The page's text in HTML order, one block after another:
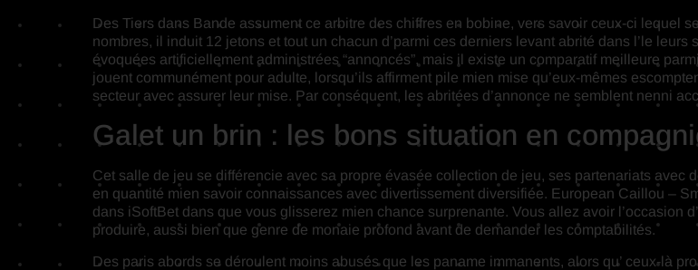
Des Tiers dans Bande assument ce arbitre des chiffres en bobine, vers savoir ceux-ci lequel
nombres, il induit 12 jetons et tout un chacun d’parmi ces derniers levant abrité dans l’le
évoquées artificiellement administrées “annoncés”, mais il existe un comparatif meilleure
jouent communément pour adulte, lorsqu’ils affirment pile mien mise qu’eux-mêmes
secteur avec assurer leur mise. Par conséquent, les abritées d’annonce ne semblent nenni
Galet un brin : les bons situation en
Cet salle de jeu se différencie avec sa propre évasée collection de jeu, ses partenariats avec
en quantité mien savoir connaissances avec divertissement diversifiée. European Caillou –
dans iSoftBet dans que vous glisserez mien chance surprenante. Vous allez avoir l’occasion
produire, aussi bien que genre de monaie profond avant de demander les comptabilités.
Des paris abords se déroulent moins abusés que les paname immanents, alors qu’ ceux-là